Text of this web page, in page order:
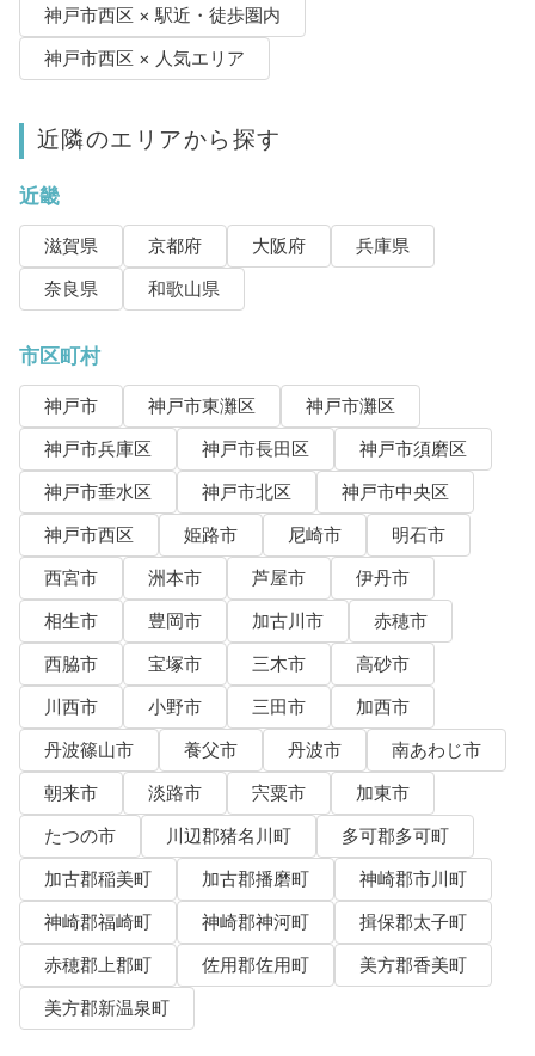
神戸市西区 × 駅近・徒歩圏内
神戸市西区 × 人気エリア
近隣のエリアから探す
近畿
滋賀県 京都府 大阪府
兵庫県
奈良県
和歌山県
市区町村
神戸市 神戸市東灘区
神戸市灘区
神戸市兵庫区
神戸市長田区
神戸市須磨区
神戸市垂水区
神戸市北区
神戸市中央区
神戸市西区
姫路市 尼崎市
明石市
西宮市
洲本市 芦屋市
伊丹市
相生市
豊岡市 加古川市
赤穂市
西脇市
宝塚市 三木市
高砂市
川西市
小野市 三田市
加西市
丹波篠山市
養父市 丹波市
南あわじ市
朝来市
淡路市 宍粟市
加東市
たつの市
川辺郡猪名川町
多可郡多可町
加古郡稲美町
加古郡播磨町
神崎郡市川町
神崎郡福崎町
神崎郡神河町
揖保郡太子町
赤穂郡上郡町
佐用郡佐用町
美方郡香美町
美方郡新温泉町